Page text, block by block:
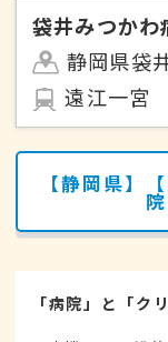
袋井みつかわ
静岡県袋
遠江一宮
【静岡県】
「病院」と「ク